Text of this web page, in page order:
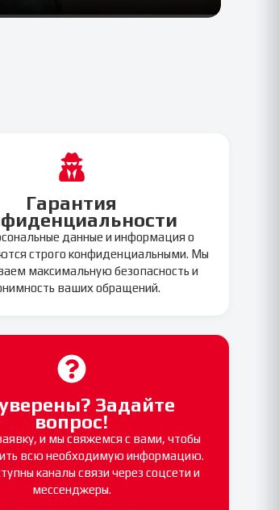
Гарантия
данные и информация о
строго конфиденциальными. Мы
максимальную безопасность и
ваших обращений.
Задайте
вопрос!
и мы свяжемся с вами, чтобы
всю необходимую информацию.
каналы связи через соцсети и
мессенджеры.